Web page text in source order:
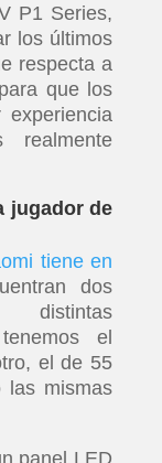
P1 Series,
los últimos
respecta a
que los
realmente
jugador de
tiene en
dos
distintas
el
el de 55
las mismas
panel LED